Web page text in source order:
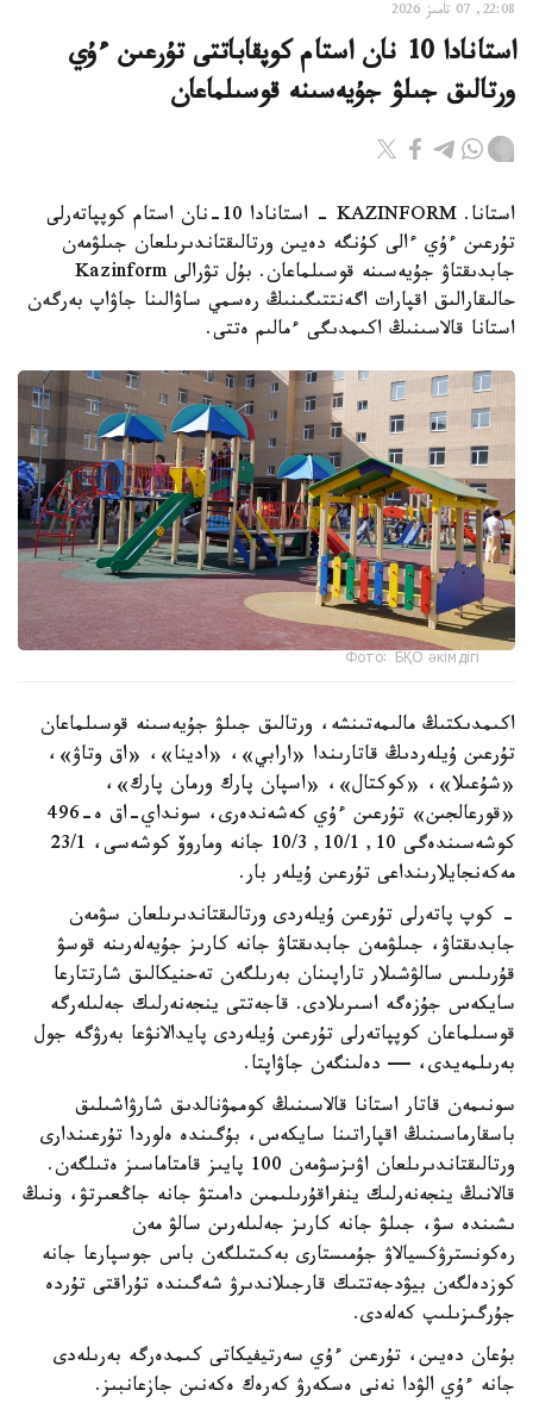
22:08, 07 تامىز 2026
استانادا 10 نان استام كوپقاباتتى تۇرعىن ءۇي
ورتالىق جىلۋ جۇيەسىنە قوسىلماعان
استانا. KAZINFORM - استانادا 10-نان استام كوپپاتەرلى
تۇرعىن ءۇي ءالى كۇنگە دەيىن ورتالىقتاندىرىلعان جىلۋمەن
جابدىقتاۋ جۇيەسىنە قوسىلماعان. بۇل تۋرالى Kazinform
حالىقارالىق اقپارات اگەنتتىگىنىڭ رەسمي ساۋالىنا جاۋاپ بەرگەن
استانا قالاسىنىڭ اكىمدىگى ءمالىم ەتتى.
Фото: БҚО әкімдігі
اكىمدىكتىڭ مالىمەتىنشە، ورتالىق جىلۋ جۇيەسىنە قوسىلماعان
تۇرعىن ۇيلەردىڭ قاتارىندا «ارابي»، «ادينا»، «اق وتاۋ»،
«شۇعىلا»، «كوكتال»، «اسپان پارك ورمان پارك»،
«قورعالجىن» تۇرعىن ءۇي كەشەندەرى، سونداي-اق ە-496
كوشەسىندەگى 10, 10/1, 10/3 جانە وماروۆ كوشەسى، 23/1
مەكەنجايلارىنداعى تۇرعىن ۇيلەر بار.
- كوپ پاتەرلى تۇرعىن ۇيلەردى ورتالىقتاندىرىلعان سۋمەن
جابدىقتاۋ، جىلۋمەن جابدىقتاۋ جانە كارىز جۇيەلەرىنە قوسۋ
قۇرىلىس سالۋشىلار تاراپىنان بەرىلگەن تەحنيكالىق شارتتارعا
سايكەس جۇزەگە اسىرىلادى. قاجەتتى ينجەنەرلىك جەلىلەرگە
قوسىلماعان كوپپاتەرلى تۇرعىن ۇيلەردى پايدالانۋعا بەرۋگە جول
بەرىلمەيدى، — دەلىنگەن جاۋاپتا.
سونىمەن قاتار استانا قالاسىنىڭ كوممۋنالدىق شارۋاشىلىق
باسقارماسىنىڭ اقپاراتىنا سايكەس، بۇگىندە ەلوردا تۇرعىندارى
ورتالىقتاندىرىلعان اۋىزسۋمەن 100 پايىز قامتاماسىز ەتىلگەن.
قالانىڭ ينجەنەرلىك ينفراقۇرىلىمىن دامىتۋ جانە جاڭعىرتۋ، ونىڭ
ىشىندە سۋ، جىلۋ جانە كارىز جەلىلەرىن سالۋ مەن
رەكونسترۋكسيالاۋ جۇمىستارى بەكىتىلگەن باس جوسپارعا جانە
كوزدەلگەن بيۋدجەتتىك قارجىلاندىرۋ شەگىندە تۇراقتى تۇردە
جۇرگىزىلىپ كەلەدى.
بۇعان دەيىن، تۇرعىن ءۇي سەرتيفيكاتى كىمدەرگە بەرىلەدى
جانە ءۇي الۋدا نەنى ەسكەرۋ كەرەك ەكەنىن جازعانبىز.